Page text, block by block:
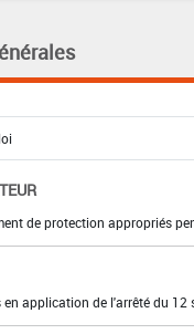
de protection appropriés
en application de l'arrêté du 12